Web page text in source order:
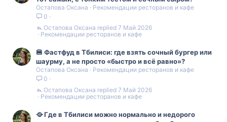
Остапова Оксана
Рекомендации ресторанов и кафе
0
Рекомендации ресторанов и кафе
7 Май 2026
Остапова Оксана
🍔 Фастфуд в Тбилиси: где взять сочный бургер или
шаурму, а не просто «быстро и всё равно»?
Остапова Оксана
Рекомендации ресторанов и кафе
0
Рекомендации ресторанов и кафе
7 Май 2026
Остапова Оксана
🥘 Где в Тбилиси можно нормально и недорого